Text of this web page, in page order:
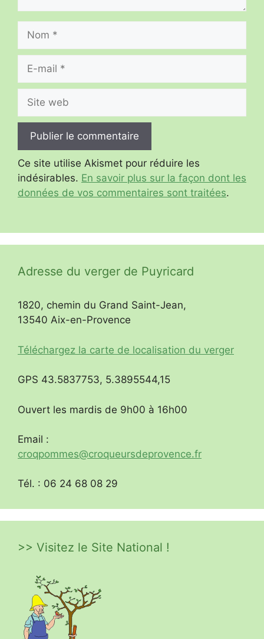
mail
web
Ce site utilise Akismet pour réduire les
indésirables. En savoir plus sur la façon dont les
données de vos commentaires sont traitées.
Adresse du verger de Puyricard
1820, chemin du Grand Saint-Jean,
13540 Aix-en-Provence
Téléchargez la carte de localisation du verger
GPS 43.5837753, 5.3895544,15
Ouvert les mardis de 9h00 à 16h00
Email :
croqpommes@croqueursdeprovence.fr
Tél. : 06 24 68 08 29
>> Visitez le Site National !